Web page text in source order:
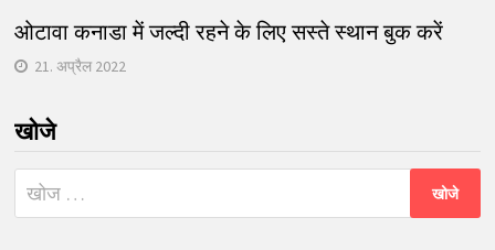
ओटावा कनाडा में जल्दी रहने के लिए सस्ते स्थान बुक करें
21. अप्रैल 2022
खोजे
निम्न
को